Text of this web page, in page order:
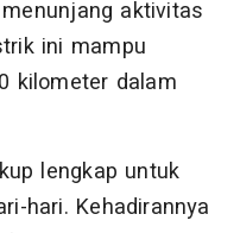
aktivitas
ini mampu
kilometer dalam
lengkap untuk
hari. Kehadirannya